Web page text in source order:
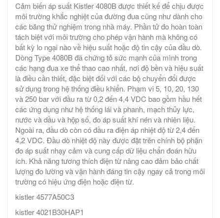
Cảm biến áp suất Kistler 4080B được thiết kế để chịu được
môi trường khắc nghiệt của đường đua cũng như dành cho
các băng thử nghiệm trong nhà máy. Phần tử đo hoàn toàn
tách biệt với môi trường cho phép vận hành mà không có
bất kỳ lo ngại nào về hiệu suất hoặc độ tin cậy của đầu dò.
Dòng Type 4080B đã chứng tỏ sức mạnh của mình trong
các hạng đua xe thể thao cao nhất, nơi độ bền và hiệu suất
là điều cần thiết, đặc biệt đối với các bộ chuyển đổi được
sử dụng trong hệ thống điều khiển. Phạm vi 5, 10, 20, 130
và 250 bar với đầu ra từ 0,2 đến 4,4 VDC bao gồm hầu hết
các ứng dụng như hệ thống lái và phanh, mạch thủy lực,
nước và dầu và hộp số, đo áp suất khí nén và nhiên liệu.
Ngoài ra, đầu dò còn có đầu ra điện áp nhiệt độ từ 2,4 đến
4,2 VDC. Đầu dò nhiệt độ này được đặt trên chính bộ phận
đo áp suất nhạy cảm và cung cấp dữ liệu chẩn đoán hữu
ích. Khả năng tương thích điện từ nâng cao đảm bảo chất
lượng đo lường và vận hành đáng tin cậy ngay cả trong môi
trường có hiệu ứng điện hoặc điện từ.
kistler 4577A50C3
kistler 4021B30HAP1